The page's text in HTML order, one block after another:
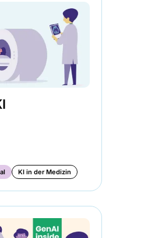
KI in der Medizin